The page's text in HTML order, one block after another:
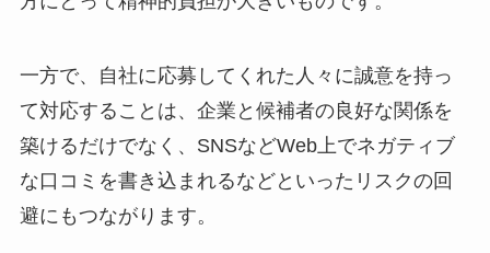
一方で、自社に応募してくれた人々に誠意を持っ
て対応することは、企業と候補者の良好な関係を
築けるだけでなく、SNSなどWeb上でネガティブ
な口コミを書き込まれるなどといったリスクの回
避にもつながります。